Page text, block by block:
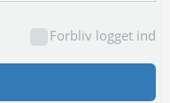
Forbliv logget ind